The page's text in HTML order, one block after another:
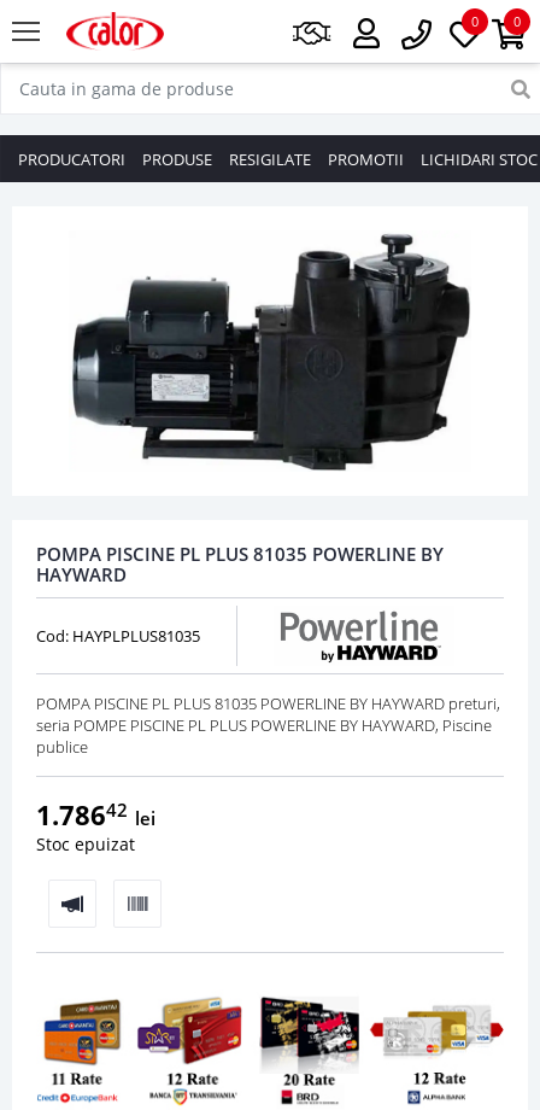
0
0
PRODUCATORI PRODUSE RESIGILATE PROMOTII LICHIDARI STOC
POMPA PISCINE PL PLUS 81035 POWERLINE BY
HAYWARD
Cod: HAYPLPLUS81035
POMPA PISCINE PL PLUS 81035 POWERLINE BY HAYWARD preturi,
seria POMPE PISCINE PL PLUS POWERLINE BY HAYWARD, Piscine
publice
1.78642 lei
Stoc epuizat